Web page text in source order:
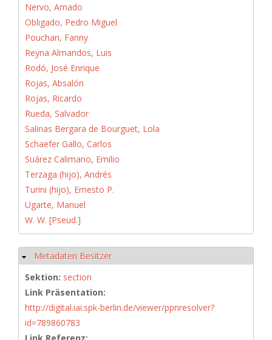
Nervo, Amado
Obligado, Pedro Miguel
Pouchan, Fanny
Reyna Almandos, Luis
Rodó, José Enrique
Rojas, Absalón
Rojas, Ricardo
Rueda, Salvador
Salinas Bergara de Bourguet, Lola
Schaefer Gallo, Carlos
Suárez Calimano, Emilio
Terzaga (hijo), Andrés
Turini (hijo), Ernesto P.
Ugarte, Manuel
W. W. [Pseud.]
Ausblenden
Metadaten Besitzer
Sektion: section
Link Präsentation:
http://digital.iai.spk-berlin.de/viewer/ppnresolver?
id=789860783
Link Referenz: